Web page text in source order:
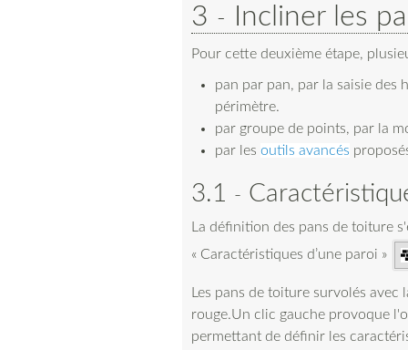
3 Incliner les
Pour cette deuxième étape,
pan par pan, par la saisie des
périmètre.
par groupe de points, par la
par les outils avancés
3.1
La définition des pans de toiture
« Caractéristiques d’une paroi »
Les pans de toiture survolés
rouge.Un clic gauche provoque
permettant de définir les